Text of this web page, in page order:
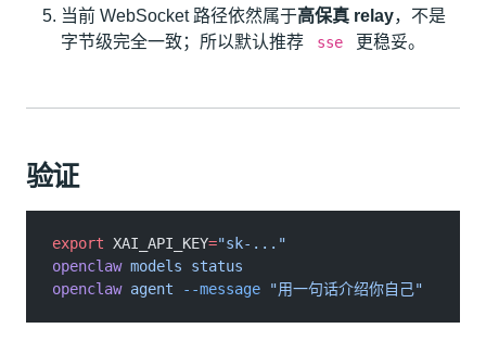
当前 WebSocket 路径依然属于高保真 relay，不是
字节级完全一致；所以默认推荐
sse 更稳妥。
验证
export XAI_API_KEY="sk-..."
openclaw models status
openclaw agent --message "用一句话介绍你自己"